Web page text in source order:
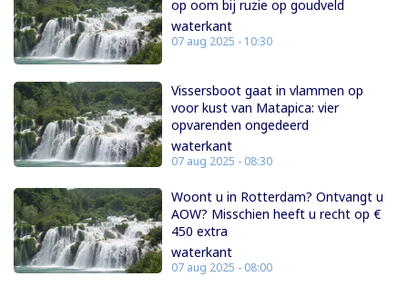
op oom bij ruzie op goudveld
waterkant
07 aug 2025 - 10:30
Vissersboot gaat in vlammen op
voor kust van Matapica: vier
opvarenden ongedeerd
waterkant
07 aug 2025 - 08:30
Woont u in Rotterdam? Ontvangt u
AOW? Misschien heeft u recht op €
450 extra
waterkant
07 aug 2025 - 08:00